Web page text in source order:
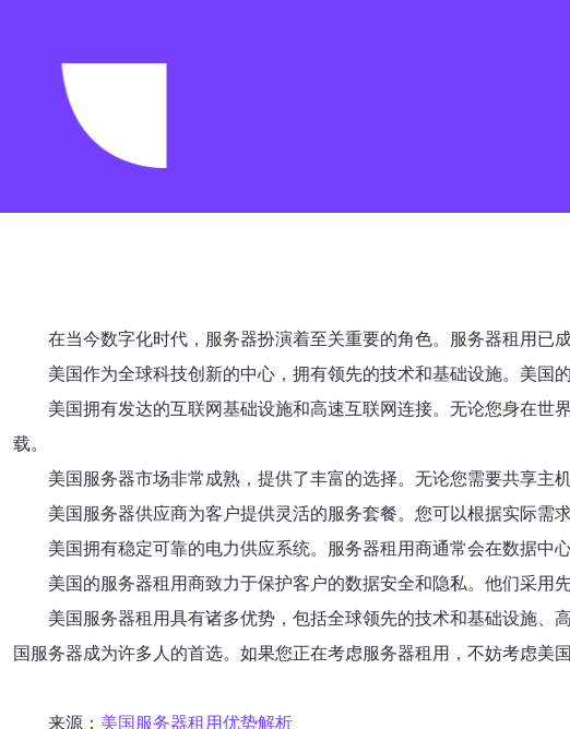
在当今数字化时代，服务器扮演着至关重要的角色。服务器租用已
美国作为全球科技创新的中心，拥有领先的技术和基础设施。美国
美国拥有发达的互联网基础设施和高速互联网连接。无论您身在
载。
美国服务器市场非常成熟，提供了丰富的选择。无论您需要共享主
美国服务器供应商为客户提供灵活的服务套餐。您可以根据实际需
美国拥有稳定可靠的电力供应系统。服务器租用商通常会在数据中
美国的服务器租用商致力于保护客户的数据安全和隐私。他们采用
美国服务器租用具有诸多优势，包括全球领先的技术和基础设施
国服务器成为许多人的首选。如果您正在考虑服务器租用，不妨考虑美
来源： 美国服务器租用优势解析